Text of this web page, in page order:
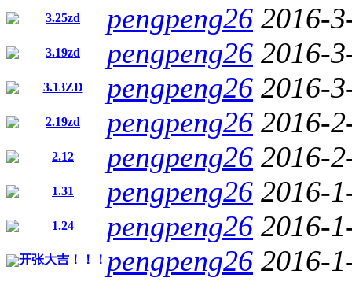
3.25zd
pengpeng26 2016-
3.19zd pengpeng26 2016-
3.13ZD pengpeng26 2016-
2.19zd pengpeng26 2016-
2.12 pengpeng26 2016-
1.31 pengpeng26 2016-
1.24 pengpeng26 2016-
开张大吉！！！ pengpeng26 2016-